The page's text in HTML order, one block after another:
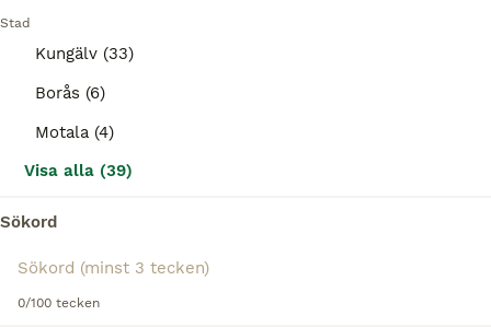
Stad
Kungälv (33)
Borås (6)
Motala (4)
Visa alla (39)
Sökord
0/100 tecken
Cheval Liberté Gold ONE Pullman V2 2019
Till saluBegagnad
Alvesta
BOOST